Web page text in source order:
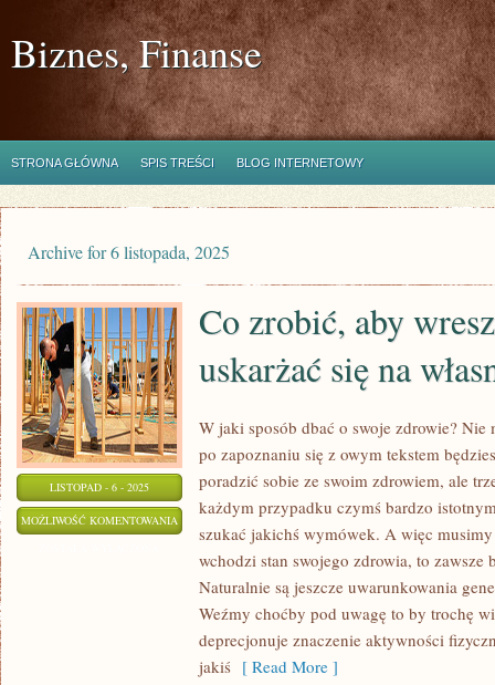
Biznes, Finanse
STRONA GŁÓWNA SPIS TREŚCI BLOG INTERNETOWY
Archive for 6 listopada, 2025
LISTOPAD - 6 - 2025
MOŻLIWOŚĆ KOMENTOWANIA
Co zrobić, aby
uskarżać się na
W jaki sposób dbać o swoje zdrowie? Nie
po zapoznaniu się z owym tekstem
poradzić sobie ze swoim zdrowiem, ale
każdym przypadku czymś bardzo
szukać jakichś wymówek. A więc
wchodzi stan swojego zdrowia, to zawsze
Naturalnie są jeszcze uwarunkowania
Weźmy choćby pod uwagę to by trochę
deprecjonuje znaczenie aktywności
jakiś [ Read More ]